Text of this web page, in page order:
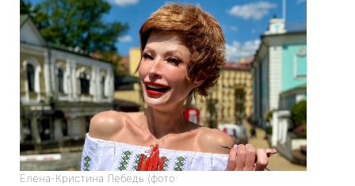
Елена-Кристина Лебедь (фото: